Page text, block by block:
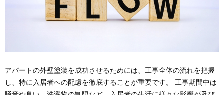
アパートの外壁塗装を成功させるためには、工事全体の流れを把握
し、特に入居者への配慮を徹底することが重要です。 工事期間中は